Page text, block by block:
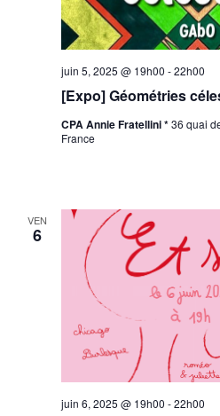
[Expo] Géométries
juin 5, 2025 @ 19h00 -22h00
CPA Annie Fratellini *36 quai
France
VEN
6
juin 6, 2025 @ 19h00 -22h00